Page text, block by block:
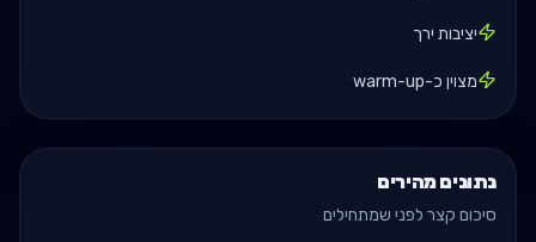
יציבות ירך
מצוין כ-warm-up
נתונים מהירים
סיכום קצר לפני שמתחילים